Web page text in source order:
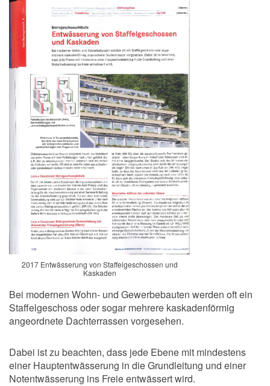
2017 Entwässerung von Staffelgeschossen und
Kaskaden
Bei modernen Wohn- und Gewerbebauten werden oft ein
Staffelgeschoss oder sogar mehrere kaskadenförmig
angeordnete Dachterrassen vorgesehen.
Dabei ist zu beachten, dass jede Ebene mit mindestens
einer Hauptentwässerung in die Grundleitung und einer
Notentwässerung ins Freie entwässert wird.